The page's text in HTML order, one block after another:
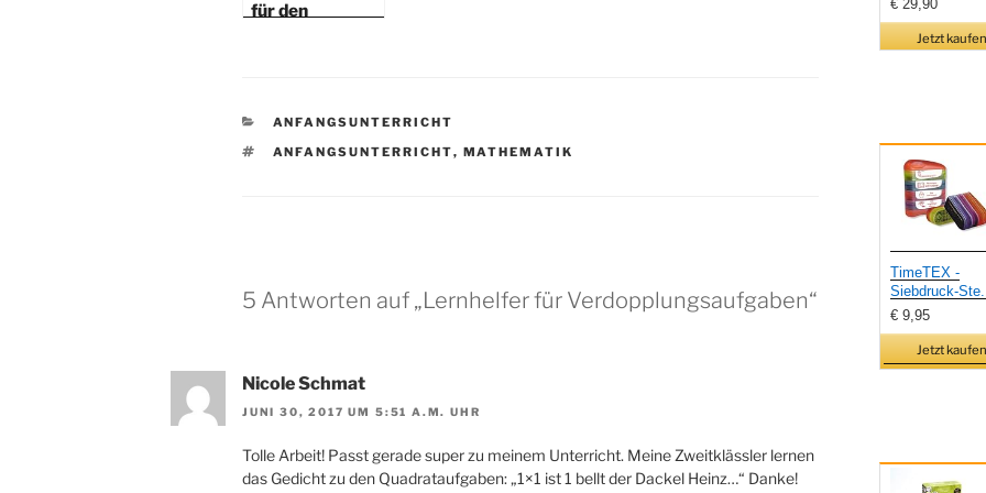
für den
KATEGORIEN
ANFANGSUNTERRICHT
SCHLAGWÖRTER
ANFANGSUNTERRICHT, MATHEMATIK
5 Antworten auf „Lernhelfer für Verdopplungsaufgaben“
Nicole Schmat
JUNI 30, 2017 UM 5:51 A.M. UHR
Tolle Arbeit! Passt gerade super zu meinem Unterricht. Meine Zweitklässler lernen
das Gedicht zu den Quadrataufgaben: „1×1 ist 1 bellt der Dackel Heinz…“ Danke!
€ 29,90
Jetzt
TimeTEX -
Siebdruck-Ste...
€ 9,95
Jetzt